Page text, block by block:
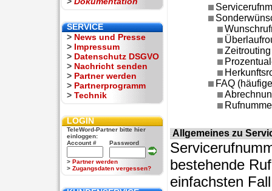
SERVICE
> News und Presse
> Impressum
> Datenschutz DSGVO
> Nachricht senden
> Partner werden
> Partnerprogramm
> Technik
LOGIN
TeleWord-Partner bitte hier
einloggen:
Account #
Password
> Partner werden
> Zugangsdaten vergessen?
Zeitrouting
FAQ
Allgemeines zu
bestehende
einfachsten